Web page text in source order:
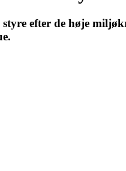
efter de høje